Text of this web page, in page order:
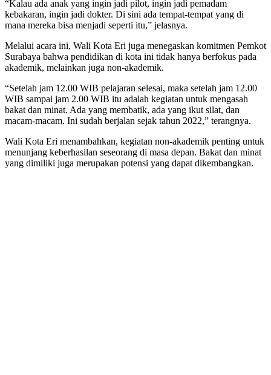
“Kalau ada anak yang ingin jadi pilot, ingin jadi pemadam
kebakaran, ingin jadi dokter. Di sini ada tempat-tempat yang di
mana mereka bisa menjadi seperti itu,” jelasnya.
Melalui acara ini, Wali Kota Eri juga menegaskan komitmen Pemkot
Surabaya bahwa pendidikan di kota ini tidak hanya berfokus pada
akademik, melainkan juga non-akademik.
“Setelah jam 12.00 WIB pelajaran selesai, maka setelah jam 12.00
WIB sampai jam 2.00 WIB itu adalah kegiatan untuk mengasah
bakat dan minat. Ada yang membatik, ada yang ikut silat, dan
macam-macam. Ini sudah berjalan sejak tahun 2022,” terangnya.
Wali Kota Eri menambahkan, kegiatan non-akademik penting untuk
menunjang keberhasilan seseorang di masa depan. Bakat dan minat
yang dimiliki juga merupakan potensi yang dapat dikembangkan.